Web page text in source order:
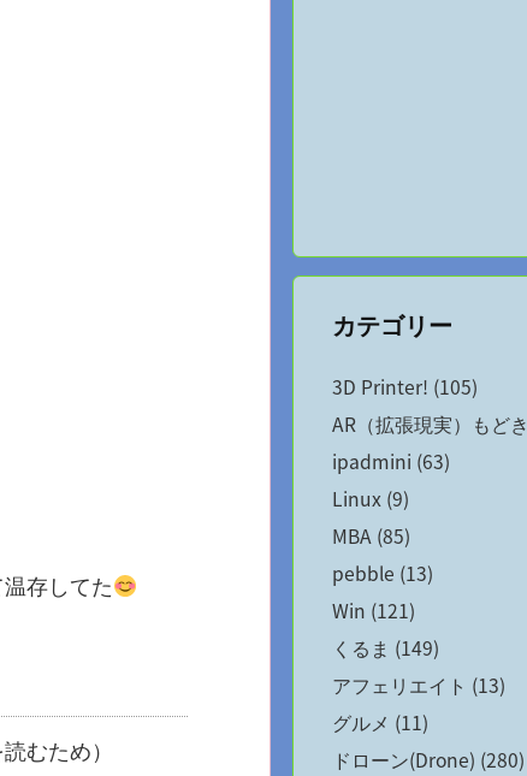
存してた
むため）
カテゴリー
3D Printer! (105)
AR（拡張現実）もどき
ipadmini (63)
Linux (9)
MBA (85)
pebble (13)
Win (121)
くるま (149)
アフェリエイト (13)
グルメ (11)
ドローン(Drone) (280)